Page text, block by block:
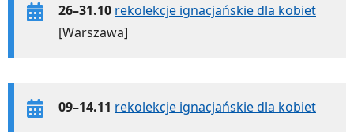
26–31.10 rekolekcje ignacjańskie dla kobiet
[Warszawa]
09–14.11 rekolekcje ignacjańskie dla kobiet